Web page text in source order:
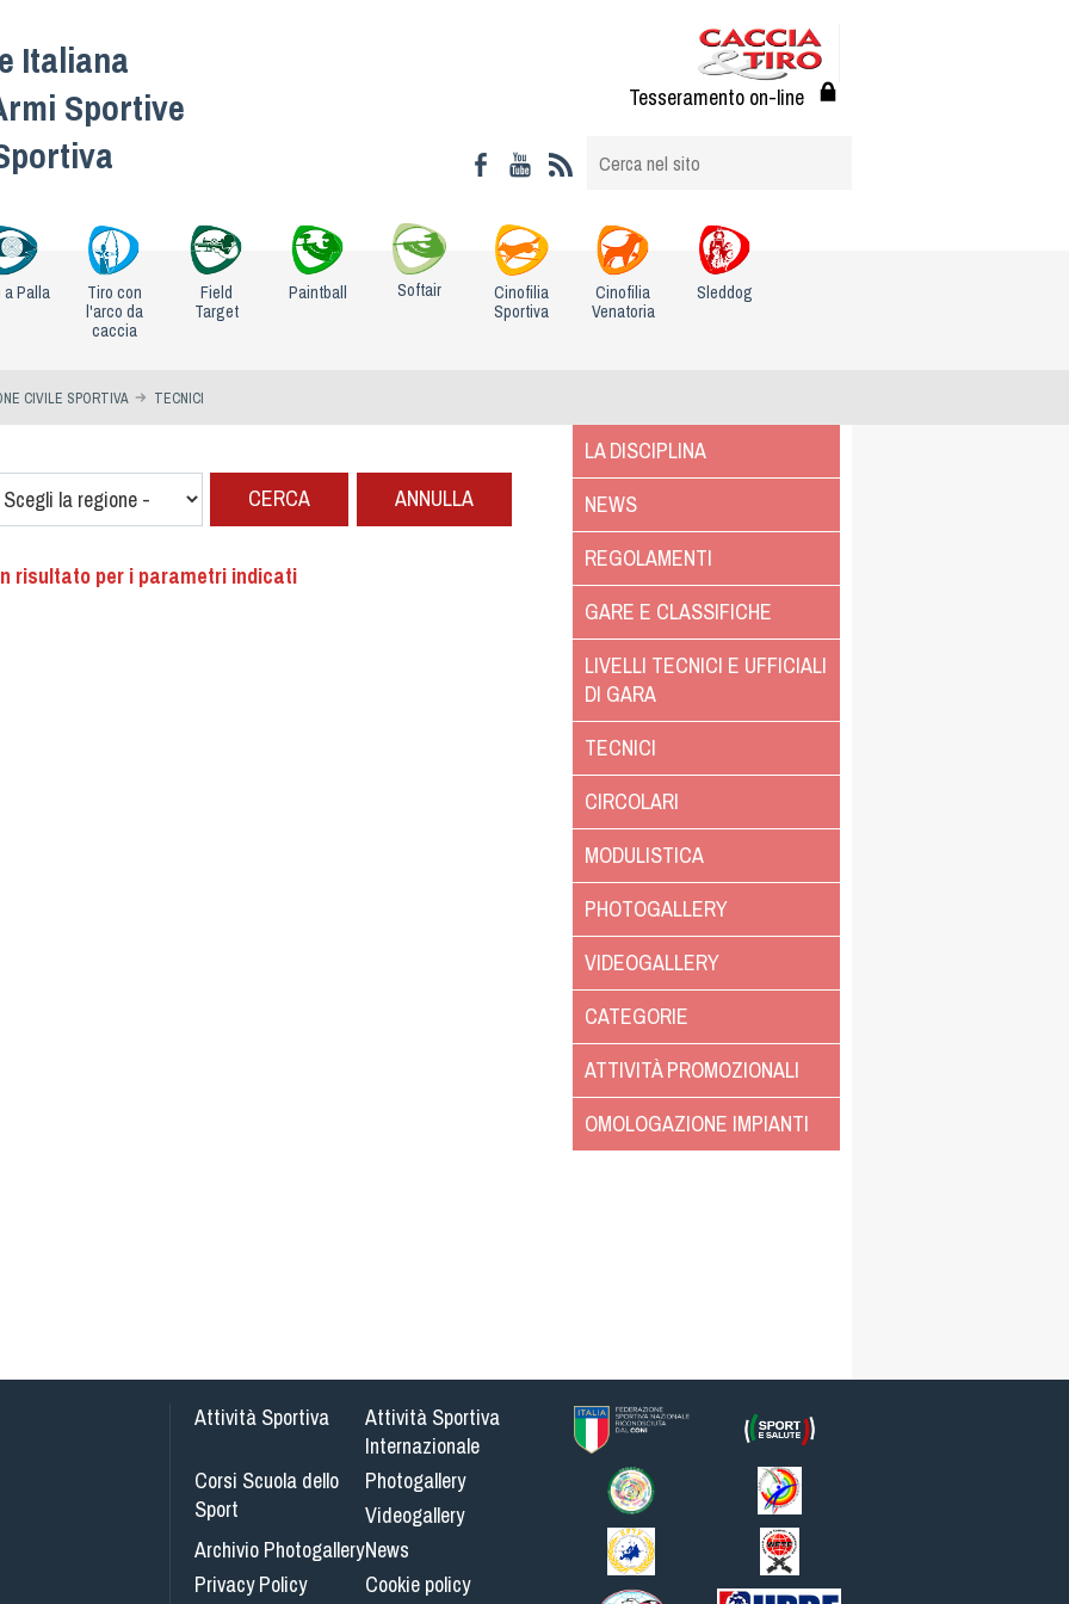
Italiana
Sportive
Tesseramento on-line
a Palla
Tiro con
l'arco da
caccia
Field
Target
Paintball Softair
Cinofilia
Sportiva
Cinofilia
Venatoria
Sleddog
CIVILE SPORTIVA TECNICI
CERCA ANNULLA
risultato per i parametri indicati
LA DISCIPLINA
NEWS
REGOLAMENTI
GARE E CLASSIFICHE
LIVELLI TECNICI E UFFICIALI
DI GARA
TECNICI
CIRCOLARI
MODULISTICA
PHOTOGALLERY
VIDEOGALLERY
CATEGORIE
ATTIVITÀ PROMOZIONALI
OMOLOGAZIONE IMPIANTI
Attività Sportiva
Attività Sportiva
Internazionale
Corsi Scuola dello
Sport
Photogallery
Videogallery
Archivio PhotogalleryNews
Privacy Policy
Cookie policy